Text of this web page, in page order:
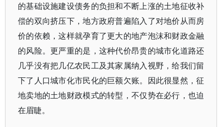
的基础设施建设债务的负担和不断上涨的土地征收补
偿的双向挤压下，地方政府普遍陷入了对地价从而房
价的依赖，这样就孕育了更大的地产泡沫和财政金融
的风险。更严重的是，这种代价昂贵的城市化道路还
几乎没有把几亿农民工及其家属纳入视野，给我们留
下了人口城市化市民化的巨额欠账。因此很显然，征
地卖地的土地财政模式的转型，不仅势在必行，也迫
在眉睫。